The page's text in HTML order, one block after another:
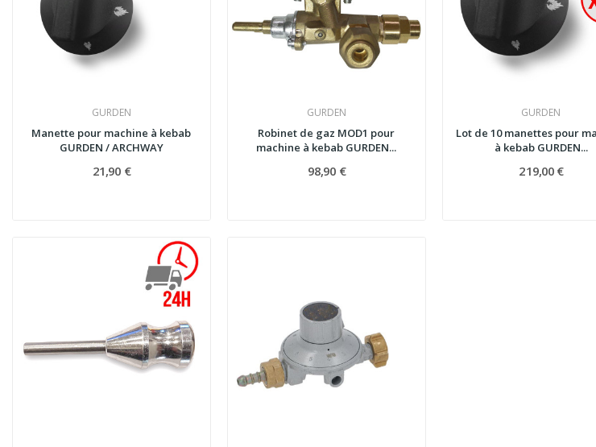
GURDEN
Manette pour machine à kebab
GURDEN / ARCHWAY
21,90 €
GURDEN
Robinet de gaz MOD1 pour
machine à kebab GURDEN...
98,90 €
GURDEN
Lot de 10 manettes pour
à kebab GURDEN...
219,00 €